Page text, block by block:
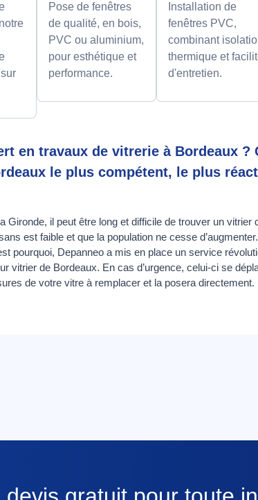
Pose de fenêtres
de qualité, en bois,
PVC ou aluminium,
pour esthétique et
performance.
Installation de
fenêtres PVC,
combinant
thermique et
d'entretien.
en travaux de vitrerie à Bordeaux ?
le plus compétent, le plus
Gironde, il peut être long et difficile de trouver un vitrier
est faible et que la population ne cesse
pourquoi, Depanneo a mis en place un service
vitrier de Bordeaux. En cas d’urgence, celui-ci se
de votre vitre à remplacer et la posera directement.